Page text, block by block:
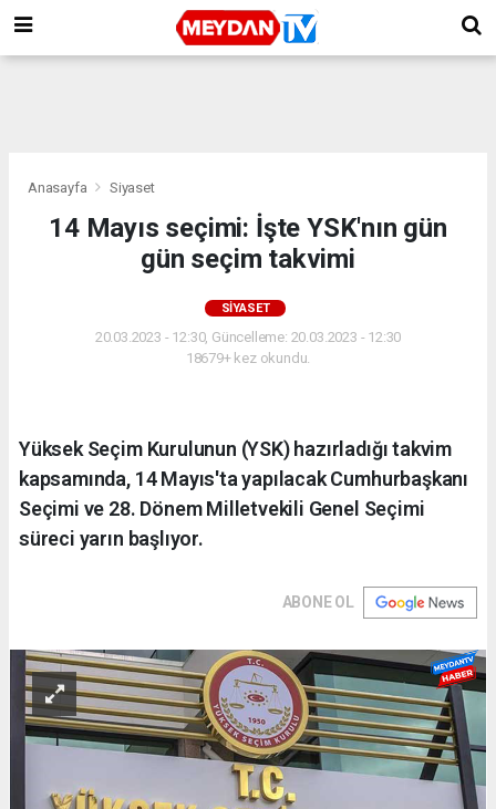
Anasayfa Siyaset
14 Mayıs seçimi: İşte YSK'nın gün
gün seçim takvimi
SIYASET
20.03.2023 - 12:30, Güncelleme: 20.03.2023 - 12:30
18679+ kez okundu.
Yüksek Seçim Kurulunun (YSK) hazırladığı takvim
kapsamında, 14 Mayıs'ta yapılacak Cumhurbaşkanı
Seçimi ve 28. Dönem Milletvekili Genel Seçimi
süreci yarın başlıyor.
ABONE OL